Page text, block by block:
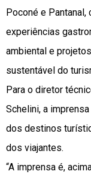
Poconé e
experiências
ambiental e
sustentável do
Para o diretor
Schelini, a
dos destinos
dos viajantes.
“A imprensa é,